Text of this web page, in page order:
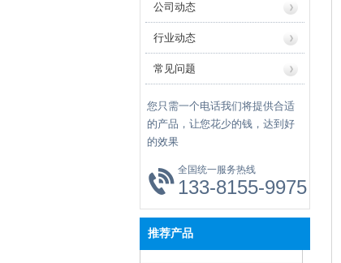
公司动态
行业动态
常见问题
您只需一个电话我们将提供合适
的产品，让您花少的钱，达到好
的效果
全国统一服务热线
133-8155-9975
推荐产品